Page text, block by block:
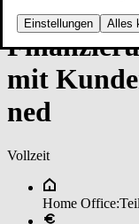
Einstellungen Alles
mit
ned
Vollzeit
Home Office: